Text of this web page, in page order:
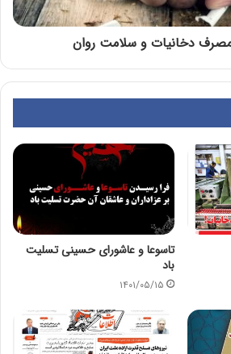
مصرف دخانیات و سلامت روان
تاسوعا و عاشورای حسینی تسلیت
باد
۱۴۰۱/۰۵/۱۵